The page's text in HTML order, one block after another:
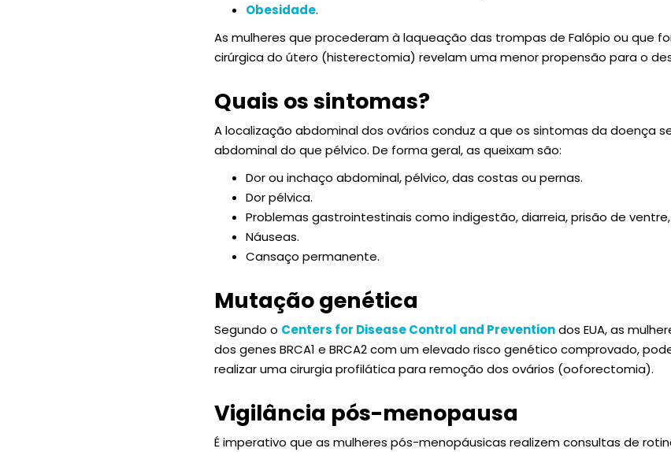
Obesidade.
As mulheres que procederam à laqueação das trompas de Falópio ou que
cirúrgica do útero (histerectomia) revelam uma menor propensão para o
Quais os sintomas?
A localização abdominal dos ovários conduz a que os sintomas da doença
abdominal do que pélvico. De forma geral, as queixam são:
Dor ou inchaço abdominal, pélvico, das costas ou pernas.
Dor pélvica.
Problemas gastrointestinais como indigestão, diarreia, prisão de
Náuseas.
Cansaço permanente.
Mutação genética
Segundo o Centers for Disease Control and Preventiondos EUA, as
dos genes BRCA1 e BRCA2 com um elevado risco genético comprovado,
realizar uma cirurgia profilática para remoção dos ovários (ooforectomia).
Vigilância pós-menopausa
É imperativo que as mulheres pós-menopáusicas realizem consultas de